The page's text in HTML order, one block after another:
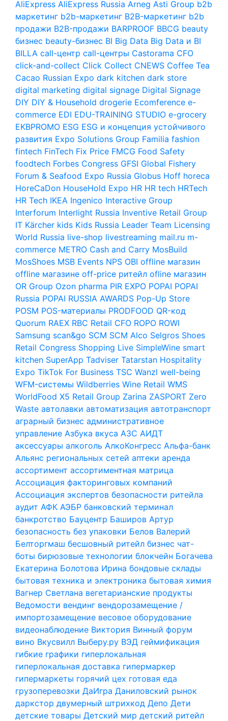
AliExpress AliExpress Russia Arneg Asti Group b2b
маркетинг b2b-маркетинг B2B-маркетинг b2b
продажи B2B-продажи BARPROOF BBCG beauty
бизнес beauty-бизнес BI Big Data Big Data и BI
BILLA call-центр call-центры Castorama CFO
click-and-collect Click Collect CNEWS Coffee Tea
Cacao Russian Expo dark kitchen dark store
digital marketing digital signage Digital Signage
DIY DIY & Household drogerie Ecomference e-
commerce EDI EDU-TRAINING STUDIO e-grocery
EKBPROMO ESG ESG и концепция устойчивого
развития Expo Solutions Group Familia fashion
fintech FinTech Fix Price FMCG Food Safety
foodtech Forbes Congress GFSI Global Fishery
Forum & Seafood Expo Russia Globus Hoff horeca
HoreCaDon HouseHold Expo HR HR tech HRTech
HR Tech IKEA Ingenico Interactive Group
Interforum Interlight Russia Inventive Retail Group
IT Kärcher kids Kids Russia Leader Team Licensing
World Russia live-shop livestreaming mail.ru m-
commerce METRO Cash and Carry MosBuild
MosShoes MSB Events NPS OBI offline магазин
offline магазине off-price ритейл ofline магазин
OR Group Ozon pharma PIR EXPO POPAI POPAI
Russia POPAI RUSSIA AWARDS Pop-Up Store
POSM POS-материалы PRODFOOD QR-код
Quorum RAEX RBC Retail CFO ROPO ROWI
Samsung scan&go SCM SCM Alco Selgros Shoes
Retail Congress Shopping Live SimpleWine smart
kitchen SuperApp Tadviser Tatarstan Hospitality
Expo TikTok For Business TSC Wanzl well-being
WFM-системы Wildberries Wine Retail WMS
WorldFood X5 Retail Group Zarina ZASPORT Zero
Waste автолавки автоматизация автотранспорт
аграрный бизнес административное
управление Азбука вкуса АЗС АИДТ
аксессуары алкоголь АлкоКонгресс Альфа-банк
Альянс региональных сетей аптеки аренда
ассортимент ассортиментная матрица
Ассоциация факторинговых компаний
Ассоциация экспертов безопасности ритейла
аудит АФК АЭБР банковский терминал
банкротство Бауцентр Баширов Артур
безопасность без упаковки Белов Валерий
Белторгмаш бесшовный ритейл бизнес чат-
боты бирюзовые технологии блокчейн Богачева
Екатерина Болотова Ирина бондовые склады
бытовая техника и электроника бытовая химия
Вагнер Светлана вегетарианские продукты
Ведомости вендинг вендорозамещение /
импортозамещение весовое оборудование
видеонаблюдение Виктория Винный форум
вино Вкусвилл Выберу.ру ВЭД геймификация
гибкие графики гиперлокальная
гиперлокальная доставка гипермаркер
гипермаркеты горячий цех готовая еда
грузоперевозки ДаИгра Даниловский рынок
даркстор двумерный штрихкод Депо Дети
детские товары Детский мир детский ритейл